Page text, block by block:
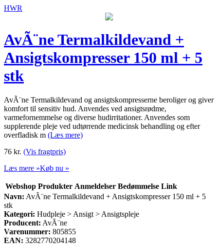
HWR
AvÃ¨ne Termalkildevand +
Ansigts­kompresser 150 ml + 5
stk
AvÃ¨ne Termalkildevand og ansigtskompresserne beroliger og giver
komfort til sensitiv hud. Anvendes ved ansigtsrødme,
varmefornemmelse og diverse hudirritationer. Anvendes som
supplerende pleje ved udtørrende medicinsk behandling og efter
overfladisk m (Læs mere)
76 kr. (Vis fragtpris)
Læs mere »Køb nu »
Webshop Produkter Anmeldelser Bedømmelse Link
Navn: AvÃ¨ne Termalkildevand + Ansigts­kompresser 150 ml + 5
stk
Kategori: Hudpleje > Ansigt > Ansigtspleje
Producent: AvÃ¨ne
Varenummer: 805855
EAN: 3282770204148